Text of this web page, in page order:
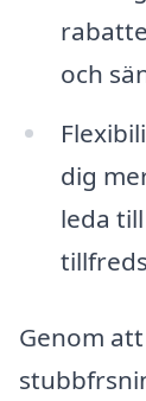
och
dig
leda
Genom